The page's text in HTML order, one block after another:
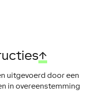
↑
uitgevoerd door een
in overeenstemming